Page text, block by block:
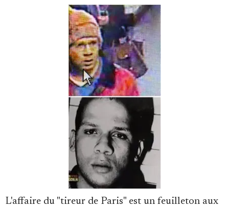
Faire un don
Demander à Vera
L'affaire du "tireur de Paris" est un feuilleton aux